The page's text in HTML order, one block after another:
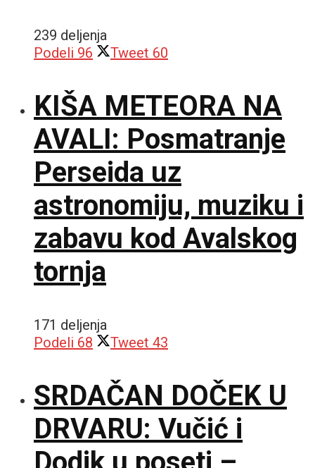
239 deljenja
Podeli 96 Tweet 60
KIŠA METEORA NA
AVALI: Posmatranje
Perseida uz
astronomiju, muziku i
zabavu kod Avalskog
tornja
171 deljenja
Podeli 68 Tweet 43
SRDAČAN DOČEK U
DRVARU: Vučić i